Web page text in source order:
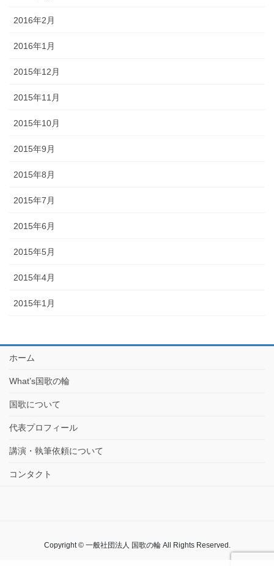
2016年2月
2016年1月
2015年12月
2015年11月
2015年10月
2015年9月
2015年8月
2015年7月
2015年6月
2015年5月
2015年4月
2015年1月
ホーム
What’s国歌の輪
国歌について
代表プロフィール
講演・執筆依頼について
コンタクト
Copyright © 一般社団法人 国歌の輪 All Rights Reserved.